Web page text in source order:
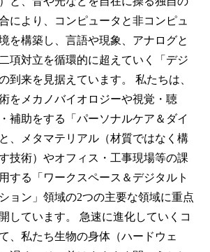
により、コンピュータと非コンピュ
を構築し、言語や現象、アナログと
項対立を循環的に超えていく「デジ
到来を見据えています。 私たちは、
をメカノバイオロジーや視覚・聴
補助をする「パーソナルケア＆ダイ
、メタマテリアル（材質ではなく構
技術）やオフィス・工事現場等の課
する「ワークスペース＆デジタルト
ョン」領域の2つの主要な領域に重点
しています。 急速に進化していくコ
、私たち生物の身体（ハードウェ